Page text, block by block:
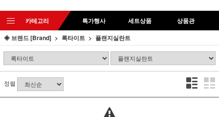
카테고리 특가행사 세트상품
상품관
◈ 브랜드 [Brand]
록타이트 플랜지실란트
정렬